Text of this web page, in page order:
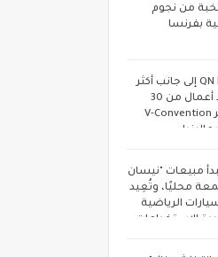
من نجوم
بفرنسا
تشارك QN Maroc إلى جانب أكثر
من 8,000 رائد أعمال من 30
دولة في مؤتمر V-Convention
مبيعات "نيسان
محليًا، وتُعِيد
الرياضية
الاستخدامات